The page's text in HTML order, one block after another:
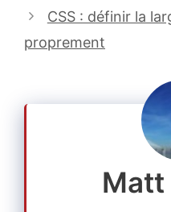
CSS : définir la
proprement
Matt